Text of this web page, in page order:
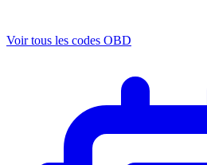
Voir tous les codes OBD